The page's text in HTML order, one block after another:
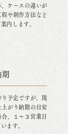
ケースの違いが
や制作方法など
内します。
期
り予定ですが、現
がり納期の目安
、１〜３営業日
ます。